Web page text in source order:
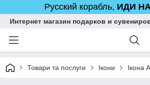
Русский корабль, ИДИ
Интернет магазин подарков и
Товари та послуги Ікони Ікона